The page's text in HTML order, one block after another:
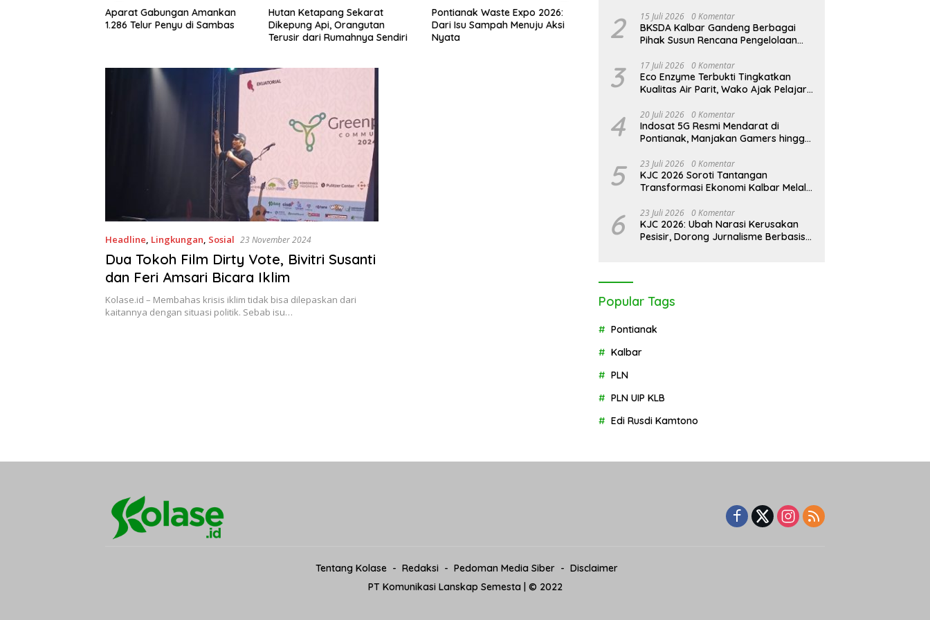
Aparat Gabungan Amankan
1.286 Telur Penyu di Sambas
Hutan Ketapang Sekarat
Dikepung Api, Orangutan
Terusir dari Rumahnya Sendiri
Pontianak Waste Expo 2026:
Dari Isu Sampah Menuju Aksi
Nyata
Bantai 2.600 Trenggiling Demi
Mitos Sesat, Polisi Gulung Mafia
Satwa di Pontianak Bersama
PT Equator Sumber Rezeki
Headline, Lingkungan, Sosial 23 November 2024
Dua Tokoh Film Dirty Vote, Bivitri Susanti
dan Feri Amsari Bicara Iklim
Kolase.id – Membahas krisis iklim tidak bisa dilepaskan dari
kaitannya dengan situasi politik. Sebab isu…
2 15 Juli 2026 0 Komentar
BKSDA Kalbar Gandeng Berbagai
Pihak Susun Rencana Pengelolaan
Karimata 2027-2036
3 17 Juli 2026 0 Komentar
Eco Enzyme Terbukti Tingkatkan
Kualitas Air Parit, Wako Ajak Pelajar
4 20 Juli 2026 0 Komentar
Indosat 5G Resmi Mendarat di
Pontianak, Manjakan Gamers hingga
5 23 Juli 2026 0 Komentar
KJC 2026 Soroti Tantangan
Transformasi Ekonomi Kalbar Melalui
6 23 Juli 2026 0 Komentar
KJC 2026: Ubah Narasi Kerusakan
Pesisir, Dorong Jurnalisme Berbasis
Popular Tags
Pontianak
Kalbar
PLN
PLN UIP KLB
Edi Rusdi Kamtono
Tentang Kolase Redaksi Pedoman Media Siber
Disclaimer
PT Komunikasi Lanskap Semesta | © 2022